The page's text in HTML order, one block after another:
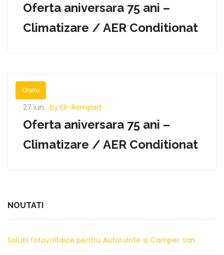
Oferta aniversara 75 ani –
Climatizare / AER Conditionat
Oferte
27 iun. by EP-Rompart
Oferta aniversara 75 ani –
Climatizare / AER Conditionat
NOUTATI
Soluții fotovoltaice pentru Autorulote si Camper Van